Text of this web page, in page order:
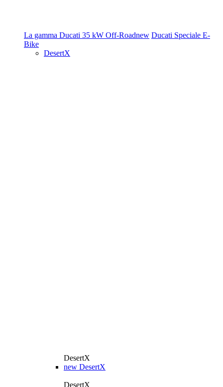
La gamma Ducati 35 kW Off-Roadnew Ducati Speciale E-
Bike
DesertX
DesertX
new DesertX
DesertX